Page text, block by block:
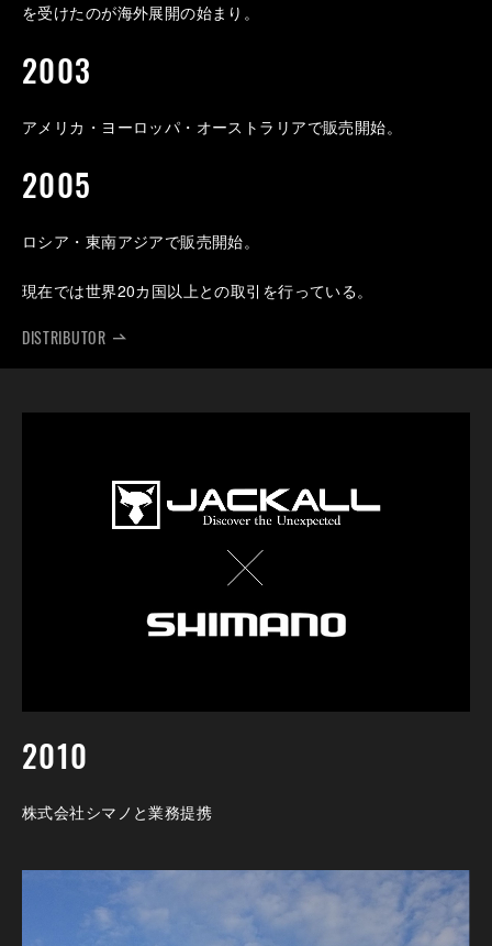
を受けたのが海外展開の始まり。
2003
アメリカ・ヨーロッパ・オーストラリアで販売開始。
2005
ロシア・東南アジアで販売開始。
現在では世界20カ国以上との取引を行っている。
DISTRIBUTOR
2010
株式会社シマノと業務提携